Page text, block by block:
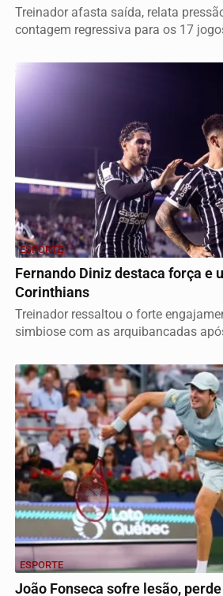
Treinador afasta saída, relata
contagem regressiva para os 17
ESPORTE
Fernando Diniz destaca força e
Corinthians
Treinador ressaltou o forte
simbiose com as arquibancadas
ESPORTE
João Fonseca sofre lesão,